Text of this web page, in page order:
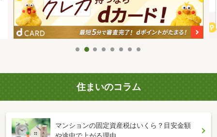
住まいのコラム
マンションの固定資産税はいくら？目安金額